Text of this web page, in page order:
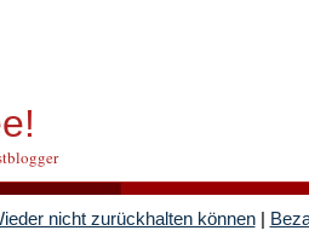
nicht zurückhalten können |